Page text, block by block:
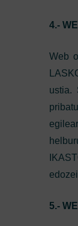
4.-
Web
ustia.
5.-